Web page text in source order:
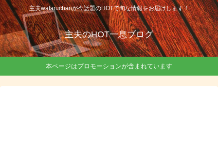
主夫wataruchanが今話題のHOTで旬な情報をお届けします！
主夫のHOT一息ブログ
本ページはプロモーションが含まれています